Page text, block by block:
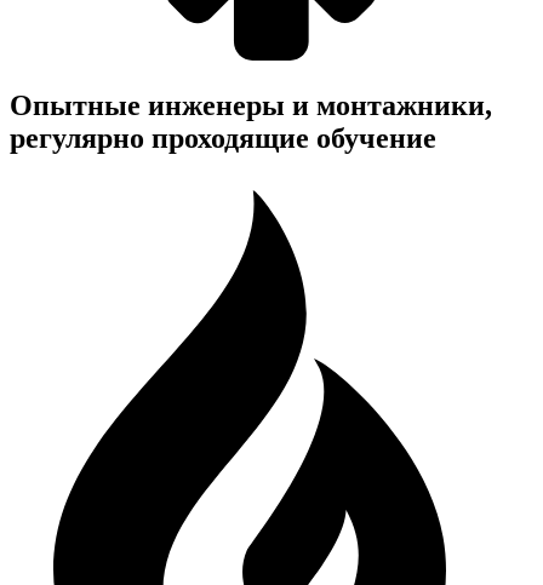
Опытные инженеры и монтажники,
регулярно проходящие обучение